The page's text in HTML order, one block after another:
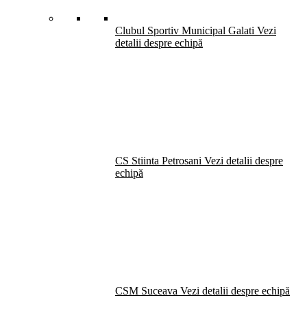
Clubul Sportiv Municipal Galati Vezi
detalii despre echipă
CS Stiinta Petrosani Vezi detalii despre
echipă
CSM Suceava Vezi detalii despre echipă